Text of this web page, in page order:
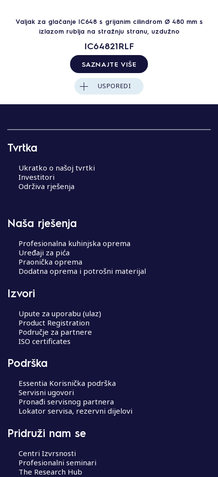
Valjak za glačanje IC648 s grijanim cilindrom Ø 480 mm s
izlazom rublja na stražnju stranu, uzdužno
IC64821RLF
SAZNAJTE VIŠE
USPOREDI
Tvrtka
Ukratko o našoj tvrtki
Investitori
Održiva rješenja
Naša rješenja
Profesionalna kuhinjska oprema
Uređaji za pića
Praonička oprema
Dodatna oprema i potrošni materijal
Izvori
Upute za uporabu (ulaz)
Product Registration
Područje za partnere
ISO certificates
Podrška
Essentia Korisnička podrška
Servisni ugovori
Pronađi servisnog partnera
Lokator servisa, rezervni dijelovi
Pridruži nam se
Centri Izvrsnosti
Profesionalni seminari
The Research Hub